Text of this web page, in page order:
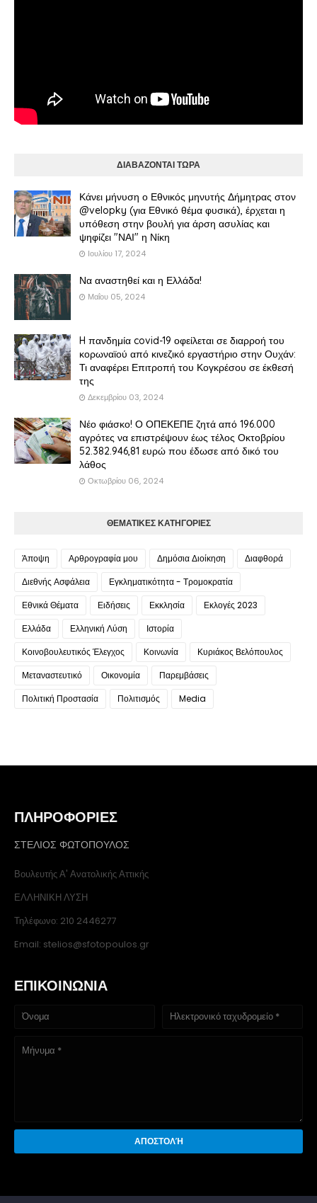
ΔΙΑΒΑΖΟΝΤΑΙ ΤΩΡΑ
Κάνει μήνυση ο Εθνικός μηνυτής Δήμητρας στον
@velopky (για Εθνικό θέμα φυσικά), έρχεται η
υπόθεση στην βουλή για άρση ασυλίας και
ψηφίζει "ΝΑΙ" η Νίκη
Ιουλίου 17, 2024
Να αναστηθεί και η Ελλάδα!
Μαΐου 05, 2024
H πανδημία covid-19 οφείλεται σε διαρροή του
κορωναϊού από κινεζικό εργαστήριο στην Ουχάν:
Τι αναφέρει Επιτροπή του Κογκρέσου σε έκθεσή
της
Δεκεμβρίου 03, 2024
Νέο φιάσκο! Ο ΟΠΕΚΕΠΕ ζητά από 196.000
αγρότες να επιστρέψουν έως τέλος Οκτοβρίου
52.382.946,81 ευρώ που έδωσε από δικό του
λάθος
Οκτωβρίου 06, 2024
ΘΕΜΑΤΙΚΕΣ ΚΑΤΗΓΟΡΙΕΣ
Άποψη Αρθρογραφία μου Δημόσια Διοίκηση
Διαφθορά
Διεθνής Ασφάλεια
Εγκληματικότητα - Τρομοκρατία
Εθνικά Θέματα
Ειδήσεις Εκκλησία
Εκλογές 2023
Ελλάδα
Ελληνική Λύση
Ιστορία
Κοινοβουλευτικός Έλεγχος
Κοινωνία
Κυριάκος Βελόπουλος
Μεταναστευτικό
Οικονομία
Παρεμβάσεις
Πολιτική Προστασία
Πολιτισμός Media
ΠΛΗΡΟΦΟΡΙΕΣ
ΣΤΕΛΙΟΣ ΦΩΤΟΠΟΥΛΟΣ
Βουλευτής Α' Ανατολικής Αττικής
ΕΛΛΗΝΙΚΗ ΛΥΣΗ
Τηλέφωνο: 210 2446277
Email: stelios@sfotopoulos.gr
ΕΠΙΚΟΙΝΩΝΙΑ